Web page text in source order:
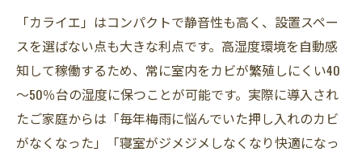
「カライエ」はコンパクトで静音性も高く、設置スペー
スを選ばない点も大きな利点です。高湿度環境を自動感
知して稼働するため、常に室内をカビが繁殖しにくい40
～50％台の湿度に保つことが可能です。実際に導入され
たご家庭からは「毎年梅雨に悩んでいた押し入れのカビ
がなくなった」「寝室がジメジメしなくなり快適になっ